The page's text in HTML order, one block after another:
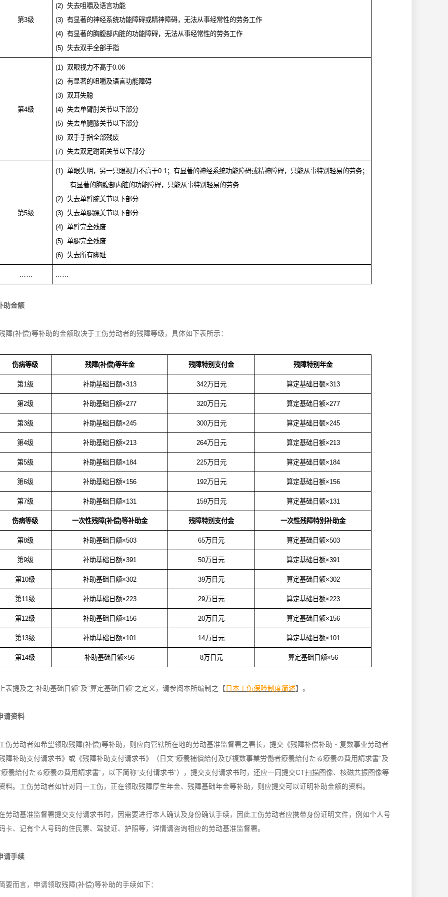
第3级
(2) 失去咀嚼及语言功能
(3) 有显著的神经系统功能障碍或精神障碍，无法从事经常性的劳务工作
(4) 有显著的胸腹部内脏的功能障碍，无法从事经常性的劳务工作
(5) 失去双手全部手指
第4级
(1) 双眼视力不高于0.06
(2) 有显著的咀嚼及语言功能障碍
(3) 双耳失聪
(4) 失去单臂肘关节以下部分
(5) 失去单腿膝关节以下部分
(6) 双手手指全部残废
(7) 失去双足跗跖关节以下部分
第5级
(1) 单眼失明，另一只眼视力不高于0.1；有显著的神经系统功能障碍或精神障碍，只能从事特别轻易的劳务；
有显著的胸腹部内脏的功能障碍，只能从事特别轻易的劳务
(2) 失去单臂腕关节以下部分
(3) 失去单腿踝关节以下部分
(4) 单臂完全残废
(5) 单腿完全残废
(6) 失去所有脚趾
…… ……
助金额
障(补偿)等补助的金额取决于工伤劳动者的残障等级，具体如下表所示：
伤病等级 残障(补偿)等年金 残障特别支付金 残障特别年金
第1级 补助基础日额×313 342万日元 算定基础日额×313
第2级 补助基础日额×277 320万日元 算定基础日额×277
第3级 补助基础日额×245 300万日元 算定基础日额×245
第4级 补助基础日额×213 264万日元 算定基础日额×213
第5级 补助基础日额×184 225万日元 算定基础日额×184
第6级 补助基础日额×156 192万日元 算定基础日额×156
第7级 补助基础日额×131 159万日元 算定基础日额×131
伤病等级 一次性残障(补偿)等补助金 残障特别支付金 一次性残障特别补助金
第8级 补助基础日额×503 65万日元 算定基础日额×503
第9级 补助基础日额×391 50万日元 算定基础日额×391
第10级 补助基础日额×302 39万日元 算定基础日额×302
第11级 补助基础日额×223 29万日元 算定基础日额×223
第12级 补助基础日额×156 20万日元 算定基础日额×156
第13级 补助基础日额×101 14万日元 算定基础日额×101
第14级 补助基础日额×56 8万日元 算定基础日额×56
表提及之“补助基础日额”及“算定基础日额”之定义，请参阅本所编制之【日本工伤保险制度简述】。
请资料
伤劳动者如希望领取残障(补偿)等补助，则应向管辖所在地的劳动基准监督署之署长，提交《残障补偿补助・复数事业劳动者
障补助支付请求书》或《残障补助支付请求书》（日文“療養補償給付及び複数事業労働者療養給付たる療養の費用請求書”及
療養給付たる療養の費用請求書”，以下简称“支付请求书”），提交支付请求书时，还应一同提交CT扫描图像、核磁共振图像等
料。工伤劳动者如针对同一工伤，正在领取残障厚生年金、残障基础年金等补助，则应提交可以证明补助金额的资料。
劳动基准监督署提交支付请求书时，因需要进行本人确认及身份确认手续，因此工伤劳动者应携带身份证明文件，例如个人号
卡、记有个人号码的住民票、驾驶证、护照等，详情请咨询相应的劳动基准监督署。
请手续
要而言，申请领取残障(补偿)等补助的手续如下：